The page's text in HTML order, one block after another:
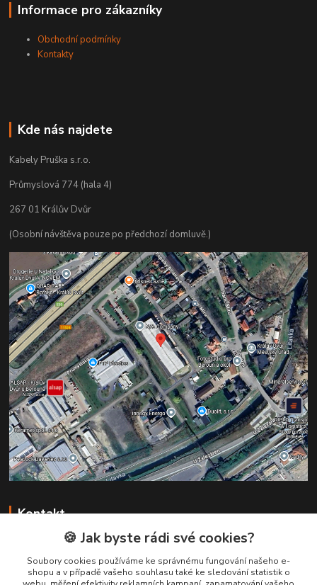
Informace pro zákazníky
Obchodní podmínky
Kontakty
Kde nás najdete
Kabely Pruška s.r.o.
Průmyslová 774 (hala 4)
267 01 Králův Dvůr
(Osobní návštěva pouze po předchozí domluvě.)
Kontakt
+420 731 147 113
(Po-Pá, 8-16 hod.)
🍪 Jak byste rádi své cookies?
Soubory cookies používáme ke správnému fungování našeho e-
shopu a v případě vašeho souhlasu také ke sledování statistik o